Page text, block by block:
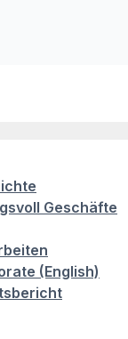
Geschäfte
(English)